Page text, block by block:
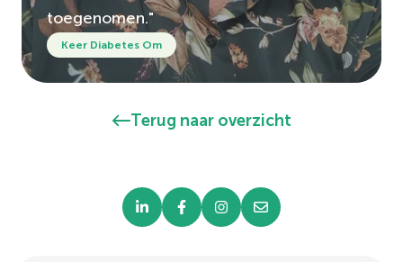
toegenomen."
Keer Diabetes Om
Terug naar overzicht